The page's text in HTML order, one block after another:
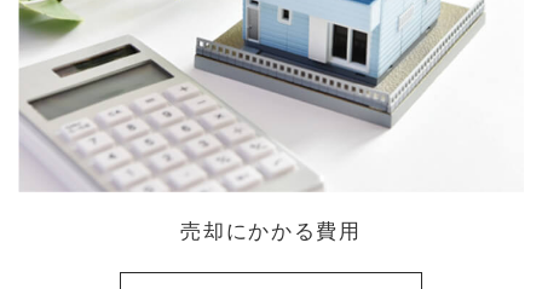
売却にかかる費用